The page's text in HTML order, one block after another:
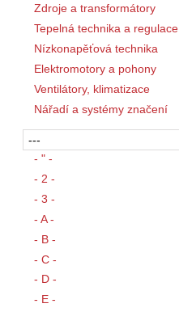
Zdroje a transformátory
Tepelná technika a regulace
Nízkonapěťová technika
Elektromotory a pohony
Ventilátory, klimatizace
Nářadí a systémy značení
- " -
- 2 -
- 3 -
- A -
- B -
- C -
- D -
- E -